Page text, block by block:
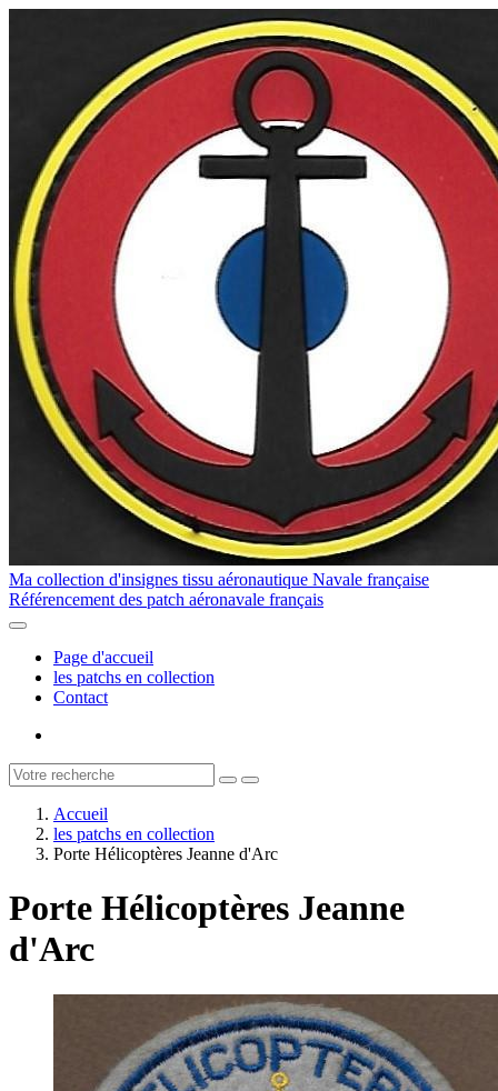
Ma collection d'insignes tissu aéronautique Navale française
Référencement des patch aéronavale français
Page d'accueil
les patchs en collection
Contact
Accueil
les patchs en collection
Porte Hélicoptères Jeanne d'Arc
Porte Hélicoptères Jeanne
d'Arc